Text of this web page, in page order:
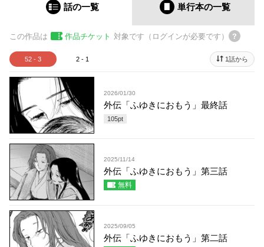
話の一覧 単行本の一覧
この作品は 作品チケット 対象です（ログインが必要です）
52 - 3 2 - 1 1話から
2026/01/30
外伝「ふゆきにおもう」最終話
105pt
2025/11/14
外伝「ふゆきにおもう」第三話
無料
2025/09/05
外伝「ふゆきにおもう」第二話